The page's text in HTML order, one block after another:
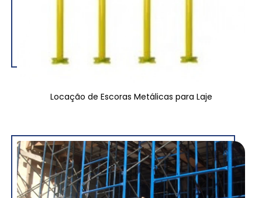
Locação de Escoras Metálicas para Laje